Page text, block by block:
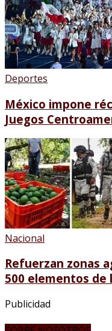
Deportes
México impone
Juegos
Nacional
Refuerzan zonas
500 elementos de
Publicidad